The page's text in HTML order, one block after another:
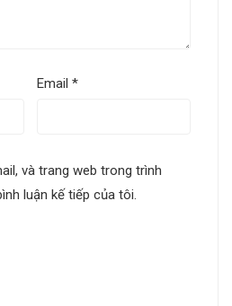
Email*
và trang web trong trình
luận kế tiếp của tôi.